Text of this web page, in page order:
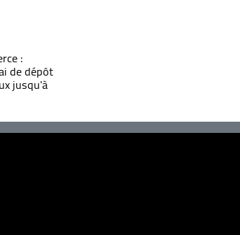
:
de dépôt
jusqu'à